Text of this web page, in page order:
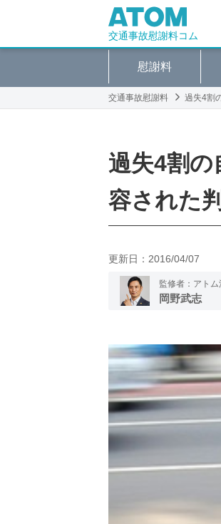
交通事故慰謝料コム
慰謝料
交通事故慰謝料 過失4割
過失4割の
容された
更新日： 2016/04/07
監修者：アト
岡野武志